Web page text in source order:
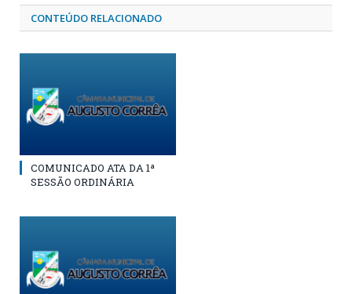
CONTEÚDO RELACIONADO
COMUNICADO ATA DA 1ª
SESSÃO ORDINÁRIA